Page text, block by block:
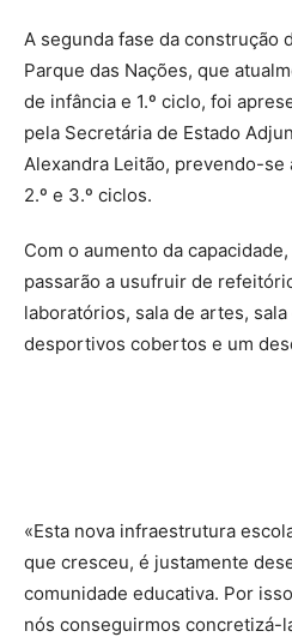
A segunda fase da construção
Parque das Nações, que
de infância e 1.º ciclo, foi
pela Secretária de Estado
Alexandra Leitão, prevendo-se
2.º e 3.º ciclos.
Com o aumento da
passarão a usufruir de
laboratórios, sala de artes,
desportivos cobertos e um
«Esta nova infraestrutura
que cresceu, é justamente
comunidade educativa. Por
nós conseguirmos concretizá-